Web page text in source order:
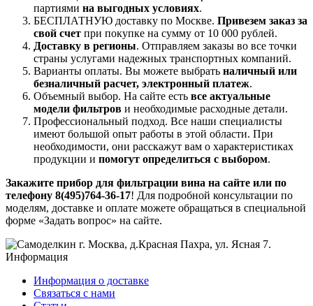
партиями на выгодных условиях.
БЕСПЛАТНУЮ доставку по Москве. Привезем заказ за
свой счет при покупке на сумму от 10 000 рублей.
Доставку в регионы. Отправляем заказы во все точки
страны услугами надежных транспортных компаний.
Варианты оплаты. Вы можете выбрать наличный или
безналичный расчет, электронный платеж.
Объемный выбор. На сайте есть все актуальные
модели фильтров и необходимые расходные детали.
Профессиональный подход. Все наши специалисты
имеют большой опыт работы в этой области. При
необходимости, они расскажут вам о характеристиках
продукции и помогут определиться с выбором.
Закажите прибор для фильтрации вина на сайте или по
телефону 8(495)764-36-17! Для подробной консультации по
моделям, доставке и оплате можете обращаться в специальной
форме «Задать вопрос» на сайте.
г. Москва, д.Красная Пахра, ул. Ясная 7.
Информация
Информация о доставке
Связаться с нами